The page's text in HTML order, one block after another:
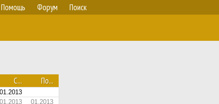
Помощь Форум Поиск
С... По...
01.2013
01.2013 01.2013